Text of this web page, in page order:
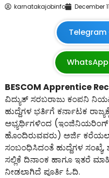
karnatakajobinfo December
Telegram
BESCOM Apprentice
ವಿದ್ಯುತ್ ಸರಬರಾಜು ಕಂಪನಿ
ಹುದ್ದೆಗಳ ಭರ್ತಿಗೆ ಕರ್ನಾಟಕ
ಅಭ್ಯರ್ಥಿಗಳಿಂದ (ಇಂಜಿನಿಯರಿಂಗ್
ಹೊಂದಿರುವವರು) ಅರ್ಜಿ
ಸಂಬಂಧಿಸಿದಂತೆ ಹುದ್ದೆಗಳ ಸಂಖ್ಯೆ,
ಸಲ್ಲಿಕೆ ದಿನಾಂಕ ಹಾಗೂ ಇತರೆ
ನೀಡಲಾಗಿದೆ ಪೂರ್ತಿ ಓದಿ.